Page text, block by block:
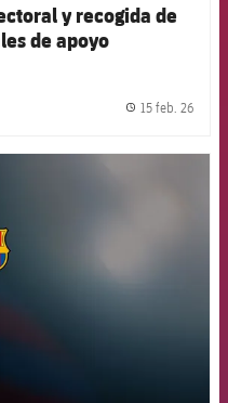
y recogida de
de apoyo
15 feb. 26